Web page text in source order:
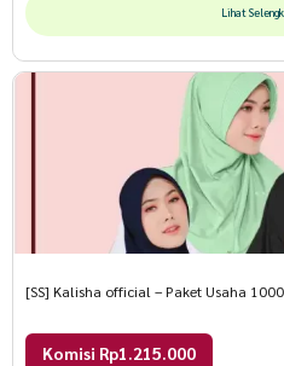
Lihat
[SS] Kalisha official – Paket Usaha
Komisi Rp1.215.000